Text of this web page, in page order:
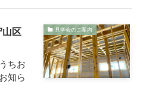
見学会のご案内
山区
ちお
知ら